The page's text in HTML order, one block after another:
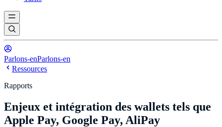
Parlons-enParlons-en
Ressources
Rapports
Enjeux et intégration des wallets tels que
Apple Pay, Google Pay, AliPay